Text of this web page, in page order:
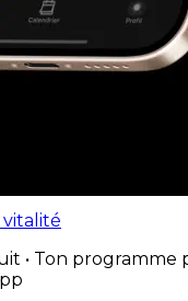
• Ton programme